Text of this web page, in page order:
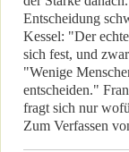
Entscheidung
Kessel: "Der
sich fest, und
"Wenige
entscheiden."
fragt sich nur
Zum Verfassen